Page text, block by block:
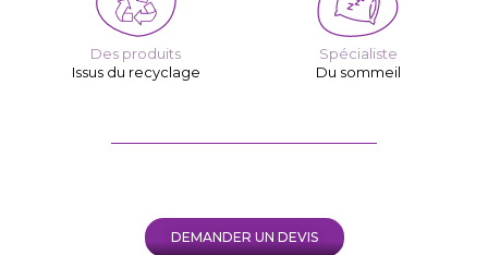
Des produits
Issus du recyclage
Spécialiste
Du sommeil
DEMANDER UN DEVIS